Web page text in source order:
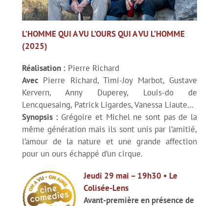
Retour vers le Futur – 40ème anniversaire
Concert hommage Retour vers le futur
Brice de Nice – 20ème anniversaire
Rétrospective « Drôle de guerre ! »
Compétition de court-métrages
Exposition David Merveille
L’HOMME QUI A VU L’OURS QUI A VU L’HOMME
(2025)
Réalisation :Pierre Richard
AvecPierre Richard, Timi-Joy Marbot, Gustave
Kervern, Anny Duperey, Louis-do de
Lencquesaing, Patrick Ligardes, Vanessa Liaute…
Synopsis :Grégoire et Michel ne sont pas de la
même génération mais ils sont unis par l’amitié,
l’amour de la nature et une grande affection
pour un ours échappé d’un cirque.
Jeudi 29 mai – 19h30 • Le
Colisée-Lens
Avant-première en présence de